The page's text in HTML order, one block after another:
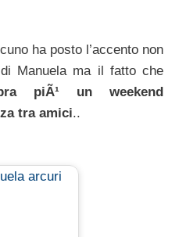
ha posto l’accento non
Manuela ma il fatto che
piÃ¹ un weekend
tra amici..